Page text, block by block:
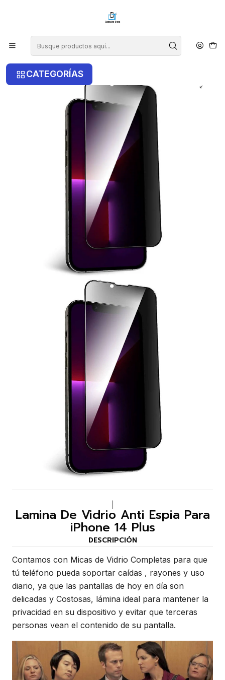
CATEGORÍAS
Inicio iPhone
iPhone 14 Plus
Lamina De Vidrio Anti Espia Para iPhone 14 Plus
Lamina De Vidrio Anti Espia Para
iPhone 14 Plus
DESCRIPCIÓN
Contamos con Micas de Vidrio Completas para que
tú teléfono pueda soportar caídas , rayones y uso
diario, ya que las pantallas de hoy en día son
delicadas y Costosas, lámina ideal para mantener la
privacidad en su dispositivo y evitar que terceras
personas vean el contenido de su pantalla.